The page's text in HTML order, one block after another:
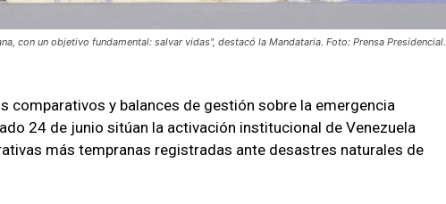
con un objetivo fundamental: salvar vidas", destacó la Mandataria. Foto: Prensa Presidencial.
comparativos y balances de gestión sobre la emergencia
24 de junio sitúan la activación institucional de Venezuela
más tempranas registradas ante desastres naturales de